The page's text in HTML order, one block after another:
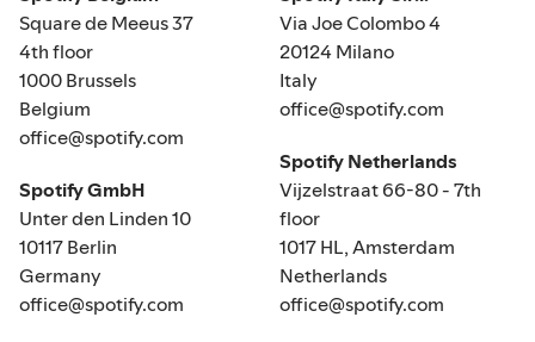
Square de Meeus 37
4th floor
1000 Brussels
Belgium
office@spotify.com
Spotify GmbH
Unter den Linden 10
10117 Berlin
Germany
office@spotify.com
Via Joe Colombo 4
20124 Milano
Italy
office@spotify.com
Spotify Netherlands
Vijzelstraat 66-80 - 7th
floor
1017 HL, Amsterdam
Netherlands
office@spotify.com